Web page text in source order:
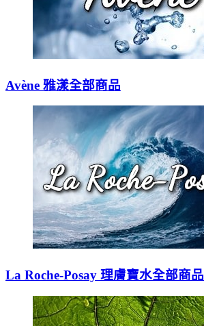
Avène 雅漾全部商品
La Roche-Posay 理膚寶水全部商品